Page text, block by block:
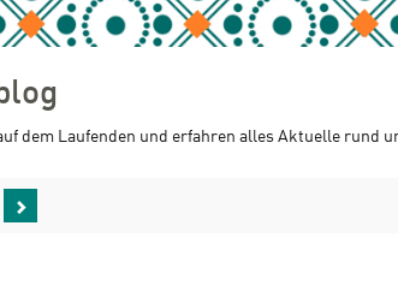
dem Laufenden und erfahren alles Aktuelle rund